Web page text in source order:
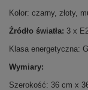
Kolor: czarny, złoty,
Źródło światła: 3 x
Klasa energetyczna:
Wymiary:
Szerokość: 36 cm x